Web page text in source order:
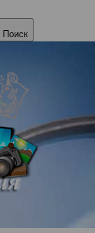
Поиск